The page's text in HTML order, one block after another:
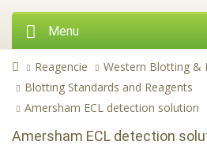
Menu
Reagencie
Western Blotting &
Blotting Standards and Reagents
Amersham ECL detection solution
Amersham ECL detection